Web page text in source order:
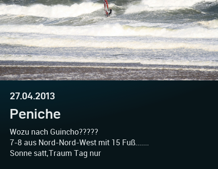
27.04.2013
Peniche
Wozu nach Guincho?????
7-8 aus Nord-Nord-West mit 15 Fuß.......
Sonne satt,Traum Tag nur